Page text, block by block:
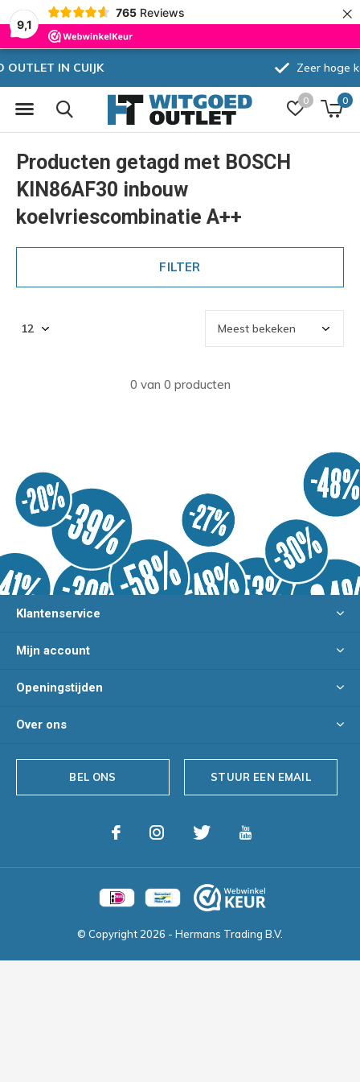
9,1
765 Reviews ×
0 0
Producten getagd met BOSCH
KIN86AF30 inbouw
koelvriescombinatie A++
FILTER
0 van 0 producten
Klantenservice
Mijn account
Openingstijden
Over ons
BEL ONS STUUR EEN EMAIL
© Copyright 2026 - Hermans Trading B.V.